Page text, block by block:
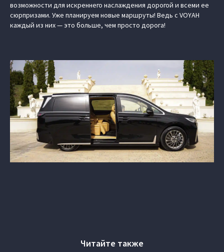
возможности для искреннего наслаждения дорогой и всеми ее
сюрпризами. Уже планируем новые маршруты! Ведь с VOYAH
каждый из них — это больше, чем просто дорога!
Читайте также